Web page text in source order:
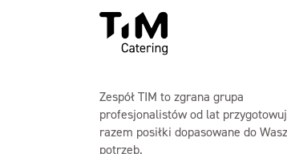
Zespół TIM to zgrana grupa
profesjonalistów od lat
razem posiłki dopasowane do
potrzeb.